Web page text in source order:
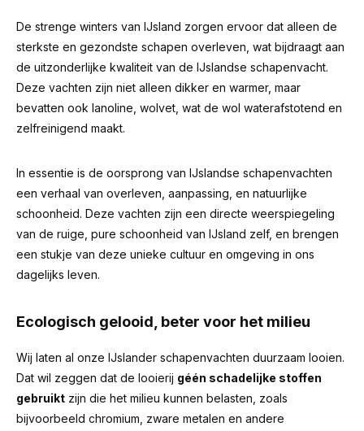
De strenge winters van IJsland zorgen ervoor dat alleen de
sterkste en gezondste schapen overleven, wat bijdraagt aan
de uitzonderlijke kwaliteit van de IJslandse schapenvacht.
Deze vachten zijn niet alleen dikker en warmer, maar
bevatten ook lanoline, wolvet, wat de wol waterafstotend en
zelfreinigend maakt.
In essentie is de oorsprong van IJslandse schapenvachten
een verhaal van overleven, aanpassing, en natuurlijke
schoonheid. Deze vachten zijn een directe weerspiegeling
van de ruige, pure schoonheid van IJsland zelf, en brengen
een stukje van deze unieke cultuur en omgeving in ons
dagelijks leven.
Ecologisch gelooid, beter voor het milieu
Wij laten al onze IJslander schapenvachten duurzaam looien.
Dat wil zeggen dat de looierij géén schadelijke stoffen
gebruikt zijn die het milieu kunnen belasten, zoals
bijvoorbeeld chromium, zware metalen en andere